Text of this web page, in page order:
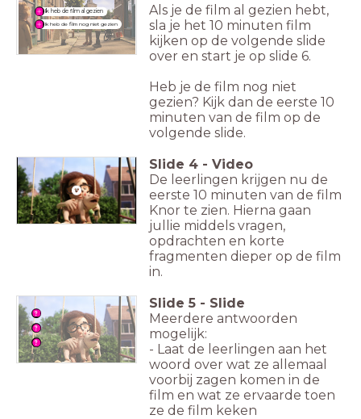
Ik heb de film al gezien
Ik heb de film nog niet gezien
Als je de film al gezien hebt,
sla je het 10 minuten film
kijken op de volgende slide
over en start je op slide 6.
Heb je de film nog niet
gezien? Kijk dan de eerste 10
minuten van de film op de
volgende slide.
Slide 4 - Video
De leerlingen krijgen nu de
eerste 10 minuten van de film
Knor te zien. Hierna gaan
jullie middels vragen,
opdrachten en korte
fragmenten dieper op de film
in.
Slide 5 - Slide
Meerdere antwoorden
mogelijk:
- Laat de leerlingen aan het
woord over wat ze allemaal
voorbij zagen komen in de
film en wat ze ervaarde toen
ze de film keken